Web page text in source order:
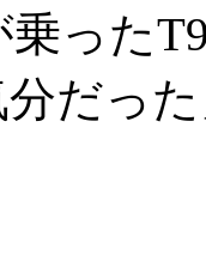
った
だっ